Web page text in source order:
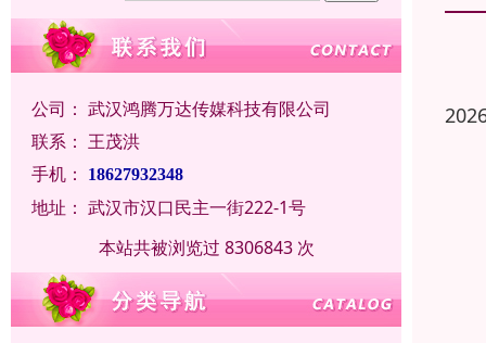
公司： 武汉鸿腾万达传媒科技有限公司
联系： 王茂洪
手机：
18627932348
地址： 武汉市汉口民主一街222-1号
本站共被浏览过 8306843 次